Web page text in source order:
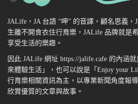
JALife，JA 台語 “呷” 的音譯，顧名思義
生離不開食衣住行育樂，JALife 品牌就是
享受生活的樂趣。
因此 JALife 網址 https://jalife.cafe 的內涵
來體驗生活」，也可以說是「Enjoy your
行育樂相關資訊為主，以專業新聞角度報
欣賞優質的文章與故事。